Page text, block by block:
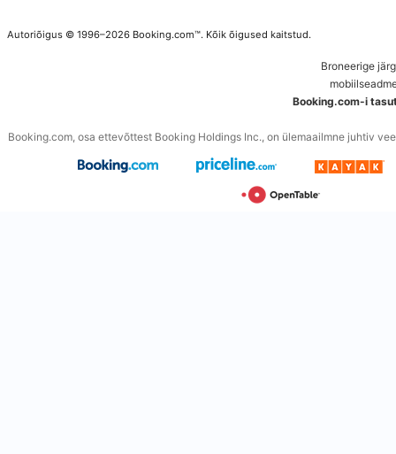
Autoriõigus © 1996–2026 Booking.com™. Kõik õigused kaitstud.
Broneerige
Booking.com-i
Booking.com, osa ettevõttest Booking Holdings Inc., on ülemaailmne juhtiv